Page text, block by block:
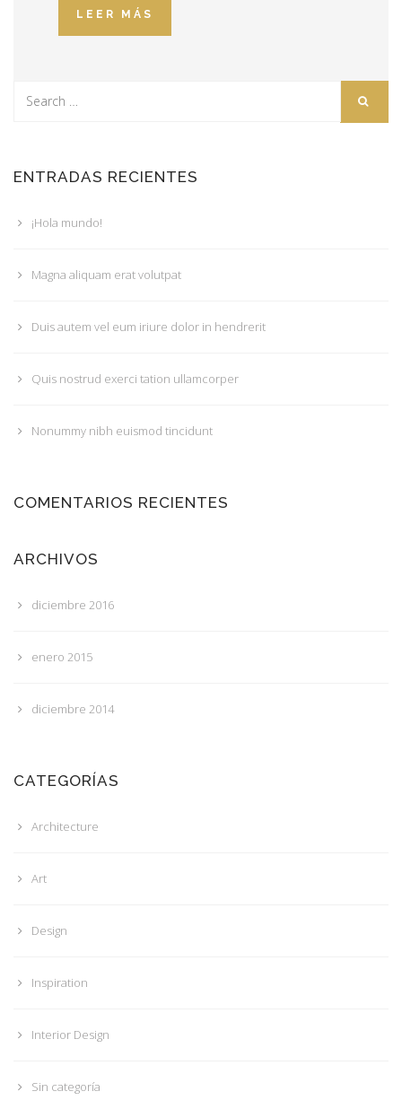
LEER MÁS
ENTRADAS RECIENTES
¡Hola mundo!
Magna aliquam erat volutpat
Duis autem vel eum iriure dolor in hendrerit
Quis nostrud exerci tation ullamcorper
Nonummy nibh euismod tincidunt
COMENTARIOS RECIENTES
ARCHIVOS
diciembre 2016
enero 2015
diciembre 2014
CATEGORÍAS
Architecture
Art
Design
Inspiration
Interior Design
Sin categoría